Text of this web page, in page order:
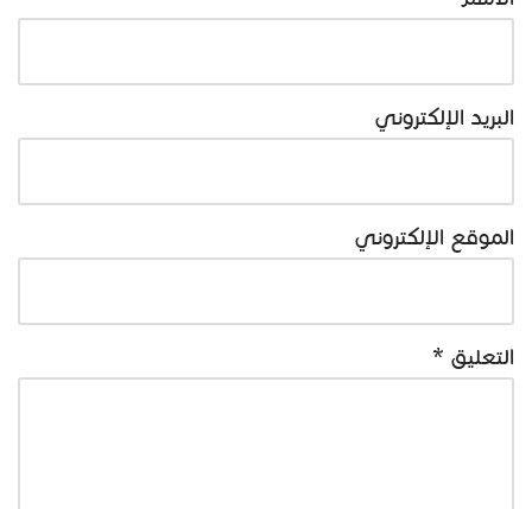
البريد الإلكتروني
الموقع الإلكتروني
التعليق *